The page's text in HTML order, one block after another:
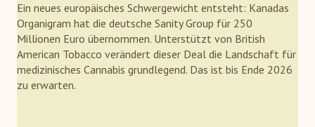
Ein neues europäisches Schwergewicht entsteht: Kanadas
Organigram hat die deutsche Sanity Group für 250
Millionen Euro übernommen. Unterstützt von British
American Tobacco verändert dieser Deal die Landschaft für
medizinisches Cannabis grundlegend. Das ist bis Ende 2026
zu erwarten.